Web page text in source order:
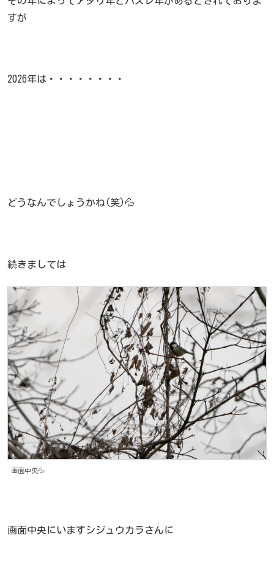
すが
2026年は・・・・・・・・
どうなんでしょうかね(笑)💦
続きましては
画面中央💦
画面中央にいますシジュウカラさんに